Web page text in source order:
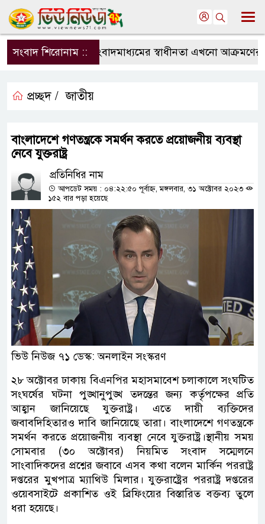
সংবাদ শিরোনাম ::সংবাদমাধ্যমের স্বাধীনতা এখনো আক্রমণের
প্রচ্ছদ / জাতীয়
বাংলাদেশে গণতন্ত্রকে সমর্থন করতে প্রয়োজনীয় ব্যবস্থা
নেবে যুক্তরাষ্ট্র
প্রতিনিধির নাম
আপডেট সময় : ০৪:২২:৫০ পূর্বাহ্ন, মঙ্গলবার, ৩১ অক্টোবর ২০২৩
১৫২ বার পড়া হয়েছে
ভিউ নিউজ ৭১ ডেস্ক: অনলাইন সংস্করণ
২৮ অক্টোবর ঢাকায় বিএনপির মহাসমাবেশ চলাকালে সংঘটিত
সংঘর্ষের ঘটনা পুঙ্খানুপুঙ্খ তদন্তের জন্য কর্তৃপক্ষের প্রতি
আহ্বান জানিয়েছে যুক্তরাষ্ট্র। এতে দায়ী ব্যক্তিদের
জবাবদিহিতারও দাবি জানিয়েছে তারা। বাংলাদেশে গণতন্ত্রকে
সমর্থন করতে প্রয়োজনীয় ব্যবস্থা নেবে যুক্তরাষ্ট্র।স্থানীয় সময়
সোমবার (৩০ অক্টোবর) নিয়মিত সংবাদ সম্মেলনে
সাংবাদিকদের প্রশ্নের জবাবে এসব কথা বলেন মার্কিন পররাষ্ট্র
দপ্তরের মুখপাত্র ম্যাথিউ মিলার। যুক্তরাষ্ট্রের পররাষ্ট্র দপ্তরের
ওয়েবসাইটে প্রকাশিত ওই ব্রিফিংয়ের বিস্তারিত বক্তব্য তুলে
ধরা হয়েছে।